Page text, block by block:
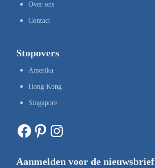
Over ons
Contact
Stopovers
Amerika
Hong Kong
Singapore
Facebook Pinterest Instagram
Aanmelden voor de nieuwsbrief